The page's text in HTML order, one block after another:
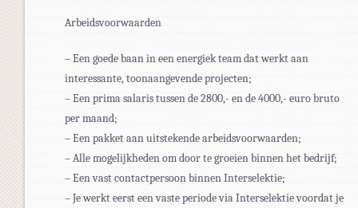
Arbeidsvoorwaarden
– Een goede baan in een energiek team dat werkt aan
interessante, toonaangevende projecten;
– Een prima salaris tussen de 2800,- en de 4000,- euro bruto
per maand;
– Een pakket aan uitstekende arbeidsvoorwaarden;
– Alle mogelijkheden om door te groeien binnen het bedrijf;
– Een vast contactpersoon binnen Interselektie;
– Je werkt eerst een vaste periode via Interselektie voordat je